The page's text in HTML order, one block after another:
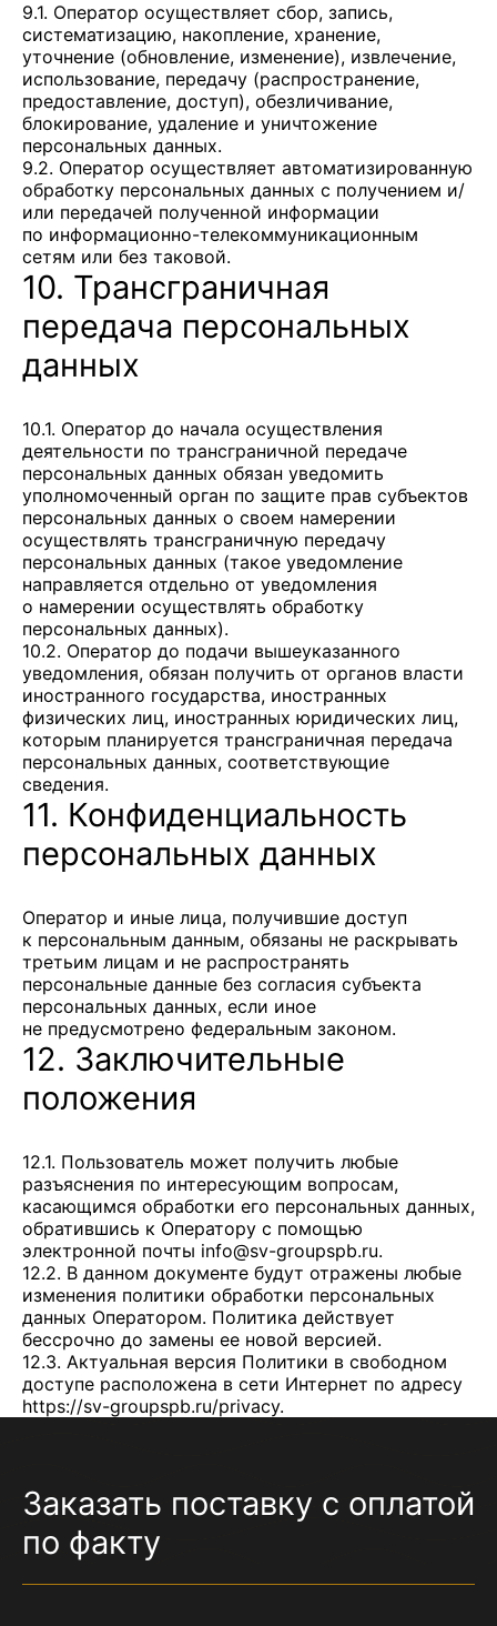
9.1. Оператор осуществляет сбор, запись,
систематизацию, накопление, хранение,
уточнение (обновление, изменение), извлечение,
использование, передачу (распространение,
предоставление, доступ), обезличивание,
блокирование, удаление и уничтожение
персональных данных.
9.2. Оператор осуществляет автоматизированную
обработку персональных данных с получением и/
или передачей полученной информации
по информационно-телекоммуникационным
сетям или без таковой.
10. Трансграничная
передача персональных
данных
10.1. Оператор до начала осуществления
деятельности по трансграничной передаче
персональных данных обязан уведомить
уполномоченный орган по защите прав субъектов
персональных данных о своем намерении
осуществлять трансграничную передачу
персональных данных (такое уведомление
направляется отдельно от уведомления
о намерении осуществлять обработку
персональных данных).
10.2. Оператор до подачи вышеуказанного
уведомления, обязан получить от органов власти
иностранного государства, иностранных
физических лиц, иностранных юридических лиц,
которым планируется трансграничная передача
персональных данных, соответствующие
сведения.
11. Конфиденциальность
персональных данных
Оператор и иные лица, получившие доступ
к персональным данным, обязаны не раскрывать
третьим лицам и не распространять
персональные данные без согласия субъекта
персональных данных, если иное
не предусмотрено федеральным законом.
12. Заключительные
положения
12.1. Пользователь может получить любые
разъяснения по интересующим вопросам,
касающимся обработки его персональных данных,
обратившись к Оператору с помощью
электронной почты info@sv-groupspb.ru.
12.2. В данном документе будут отражены любые
изменения политики обработки персональных
данных Оператором. Политика действует
бессрочно до замены ее новой версией.
12.3. Актуальная версия Политики в свободном
доступе расположена в сети Интернет по адресу
https://sv-groupspb.ru/privacy.
Заказать поставку с оплатой
по факту